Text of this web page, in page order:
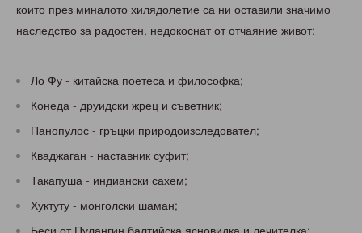
които през миналото хилядолетие са ни оставили значимо
наследство за радостен, недокоснат от отчаяние живот:
Ло Фу - китайска поетеса и философка;
Конеда - друидски жрец и съветник;
Панопулос - гръцки природоизследовател;
Кваджаган - наставник суфит;
Такапуша - индиански сахем;
Хуктуту - монголски шаман;
Беси от Пулангин балтийска ясновидка и лечителка;